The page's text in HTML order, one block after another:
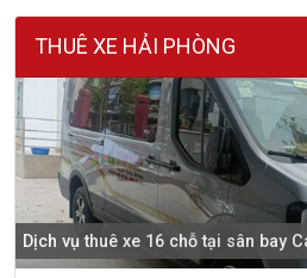
THUÊ XE HẢI PHÒNG
Dịch vụ thuê xe 16 chỗ tại sân bay